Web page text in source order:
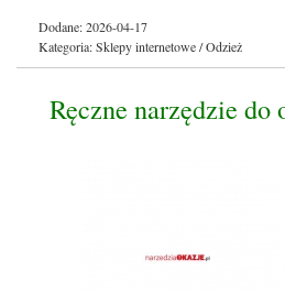
Dodane: 2026-04-17
Kategoria: Sklepy internetowe / Odzież
Ręczne narzędzie